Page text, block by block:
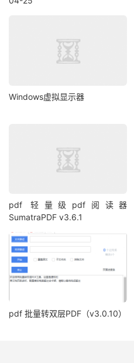
Windows虚拟显示器
pdf 轻量级pdf阅读器
SumatraPDF v3.6.1
pdf 批量转双层PDF（v3.0.10）